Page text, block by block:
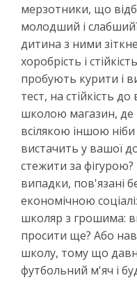
мерзотники, що
молодший і
дитина з ними
хоробрість і
пробують курити і
тест, на стійкість
школою магазин, де
всілякою іншою
вистачить у вашої
стежити за
випадки, пов'язані
економічною
школяр з грошима:
просити ще? Або
школу, тому що
футбольний м'яч і